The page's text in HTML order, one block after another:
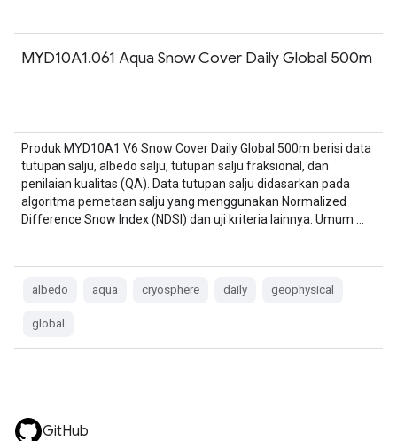
MYD10A1.061 Aqua Snow Cover Daily Global 500m
Produk MYD10A1 V6 Snow Cover Daily Global 500m berisi data
tutupan salju, albedo salju, tutupan salju fraksional, dan
penilaian kualitas (QA). Data tutupan salju didasarkan pada
algoritma pemetaan salju yang menggunakan Normalized
Difference Snow Index (NDSI) dan uji kriteria lainnya. Umum …
albedo aqua cryosphere daily geophysical
global
GitHub